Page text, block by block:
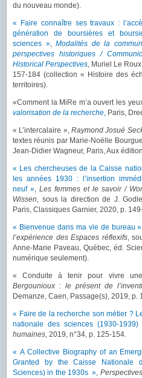
du nouveau monde).
« Faire connaître ses travaux :
génération de boursières et
sciences »,Modalités de la
perspectives historiques /
Historical Perspectives, Muriel Le
157-184 (collection « Histoire des
territoires).
«Comment la MiRe m’a ouvert les
valorisation de la recherche, Paris,
« L’intercalaire », Raymond Josué
textes réunis par Marie-Noëlle
Jean-Didier Wagneur, Paris, Aux
« Les chercheuses de la Caisse
les années 1930 : l’insertion
neuf », Les femmes et le savoir /
Wissen, sous la direction de J.
Paris, Classiques Garnier, 2020, p.
« Bienvenue dans ma vie de bureau »
l’expérience des Espaces réflexifs,
Anne-Marie Paveau, Québec, éd.
numérique seulement).
« Conduite à tenir pour vivre
Bergounioux : le présent de
Demanze, Caen, Passage(s), 2019, p.
« Faire de la recherche son métier ?
nationale des sciences (1930-1939)
humaines, 2019, n°34, p. 125-154.
« A Collective Biography of an
Granted by the Caisse Nationale
Sciences) in the 1930s »,